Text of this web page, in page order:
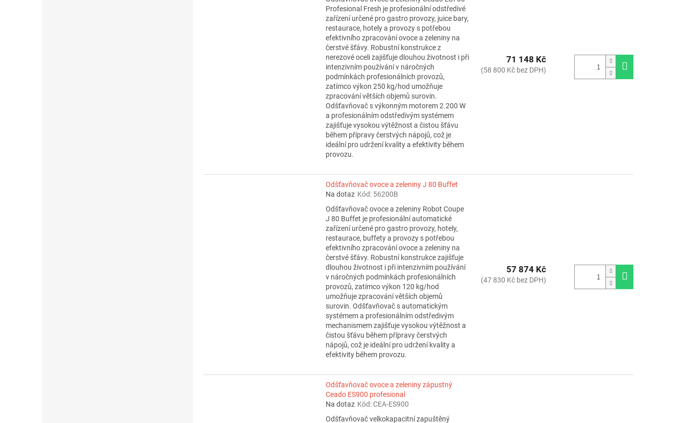
Profesional Fresh je profesionální odstředivé
zařízení určené pro gastro provozy, juice bary,
restaurace, hotely a provozy s potřebou
efektivního zpracování ovoce a zeleniny na
čerstvé šťávy. Robustní konstrukce z
nerezové oceli zajišťuje dlouhou životnost i při
intenzivním používání v náročných
podmínkách profesionálních provozů,
zatímco výkon 250 kg/hod umožňuje
zpracování větších objemů surovin.
Odšťavňovač s výkonným motorem 2.200 W
a profesionálním odstředivým systémem
zajišťuje vysokou výtěžnost a čistou šťávu
během přípravy čerstvých nápojů, což je
ideální pro udržení kvality a efektivity během
provozu.
71 148 Kč
(58 800 Kč bez DPH)
Odšťavňovač ovoce a zeleniny J 80 Buffet
Na dotaz Kód: 56200B
Odšťavňovač ovoce a zeleniny Robot Coupe
J 80 Buffet je profesionální automatické
zařízení určené pro gastro provozy, hotely,
restaurace, buffety a provozy s potřebou
efektivního zpracování ovoce a zeleniny na
čerstvé šťávy. Robustní konstrukce zajišťuje
dlouhou životnost i při intenzivním používání
v náročných podmínkách profesionálních
provozů, zatímco výkon 120 kg/hod
umožňuje zpracování větších objemů
surovin. Odšťavňovač s automatickým
systémem a profesionálním odstředivým
mechanismem zajišťuje vysokou výtěžnost a
čistou šťávu během přípravy čerstvých
nápojů, což je ideální pro udržení kvality a
efektivity během provozu.
57 874 Kč
(47 830 Kč bez DPH)
Odšťavňovač ovoce a zeleniny zápustný
Ceado ES900 profesional
Na dotaz Kód:CEA-ES900
Odšťavňovač velkokapacitní zapuštěný